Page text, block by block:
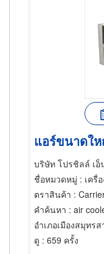
บริษัท โปรชิลล์ เอ็
ชื่อหมวดหมู่ : เครื่อ
ตราสินค้า :
คำค้นหา : air
อำเภอเมืองสมุทรส
ดู : 659 ครั้ง